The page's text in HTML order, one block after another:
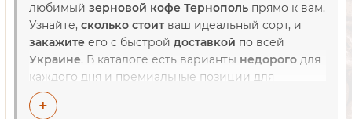
любимый зерновой кофе Тернополь прямо к вам.
Узнайте, сколько стоит ваш идеальный сорт, и
закажите его с быстрой доставкой по всей
Украине. В каталоге есть варианты недорого для
каждого дня и премиальные позиции для
гурманов. Мы гарантируем честную
свежесть каждой партии. Оформите заказ на
+